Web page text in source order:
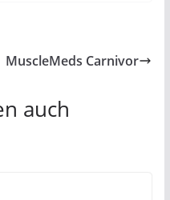
MuscleMeds Carnivor
auch